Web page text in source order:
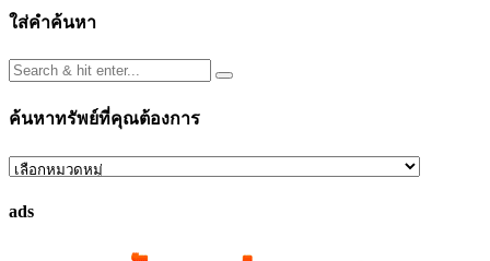
ใส่คำค้นหา
ค้นหาทรัพย์ที่คุณต้องการ
ค้นหา
ที่
ads